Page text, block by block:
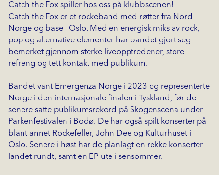
Catch the Fox spiller hos oss på klubbscenen!
Catch the Fox er et rockeband med røtter fra Nord-
Norge og base i Oslo. Med en energisk miks av rock,
pop og alternative elementer har bandet gjort seg
bemerket gjennom sterke liveopptredener, store
refreng og tett kontakt med publikum.
Bandet vant Emergenza Norge i 2023 og representerte
Norge i den internasjonale finalen i Tyskland, før de
senere satte publikumsrekord på Skogenscena under
Parkenfestivalen i Bodø. De har også spilt konserter på
blant annet Rockefeller, John Dee og Kulturhuset i
Oslo. Senere i høst har de planlagt en rekke konserter
landet rundt, samt en EP ute i sensommer.